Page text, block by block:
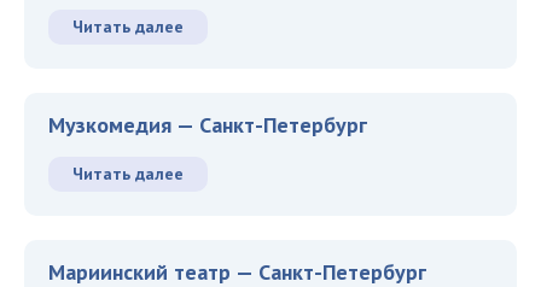
Читать далее
Музкомедия — Санкт-Петербург
Читать далее
Мариинский театр — Санкт-Петербург